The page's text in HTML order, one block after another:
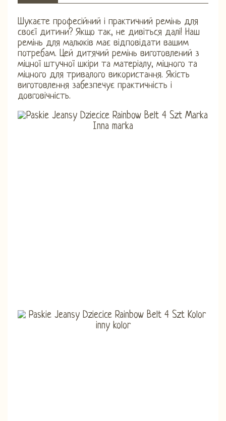
Шукаєте професійний і практичний ремінь для
своєї дитини? Якщо так, не дивіться далі! Наш
ремінь для малюків має відповідати вашим
потребам. Цей дитячий ремінь виготовлений з
міцної штучної шкіри та матеріалу, міцного та
міцного для тривалого використання. Якість
виготовлення забезпечує практичність і
довговічність.